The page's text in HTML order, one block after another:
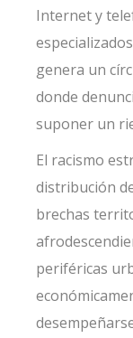
Internet y
genera un
donde
suponer un
El racismo
distribución
brechas
periféricas